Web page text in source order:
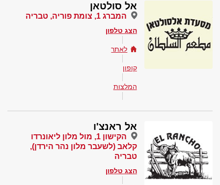
אל סולטאן
המברג 1, צומת פוריה, טבריה
הצג טלפון
לאתר
קופון
המלצות
אל ראנצ'ו
הקישון 1, מול מלון ליאונרדו
קלאב (לשעבר מלון נהר הירדן),
טבריה
הצג טלפון